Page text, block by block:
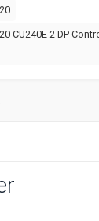
CU240E-2 DP